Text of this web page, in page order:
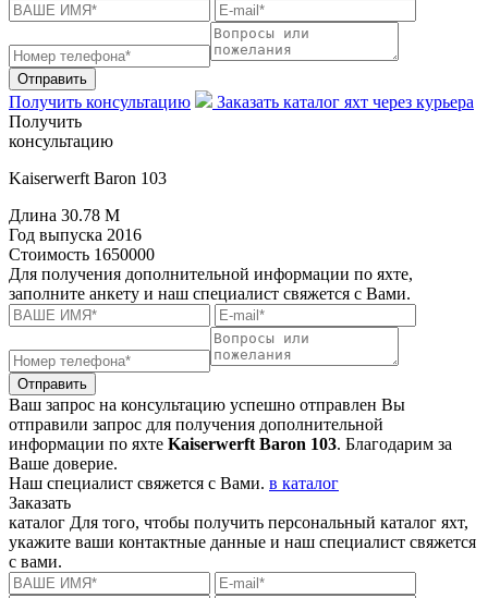
Отправить
Получить консультацию
Заказать каталог яхт через курьера
Получить
консультацию
Kaiserwerft Baron 103
Длина 30.78 M
Год выпуска 2016
Стоимость 1650000
Для получения дополнительной информации по яхте,
заполните анкету и наш специалист свяжется с Вами.
Отправить
Ваш запрос на консультацию успешно отправлен Вы
отправили запрос для получения дополнительной
информации по яхте Kaiserwerft Baron 103. Благодарим за
Ваше доверие.
Наш специалист свяжется с Вами. в каталог
Заказать
каталог Для того, чтобы получить персональный каталог яхт,
укажите ваши контактные данные и наш специалист свяжется
с вами.